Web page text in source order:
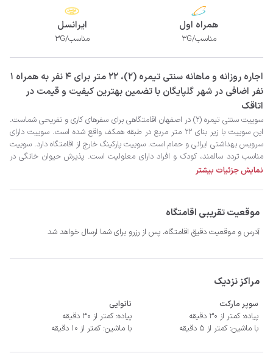
همراه اول
مناسب/3G
ایرانسل
مناسب/3G
‫‫اجاره روزانه و ماهانه سنتی تیمره (2)، 22 متر برای 4 نفر به همراه 1
نفر اضافی در شهر گلپایگان با تضمین بهترین کیفیت و قیمت در
اتاقک
- سیستم سرمایشی کولر گازی و گرمایشی شوفاژ
نمایش جزئیات بیشتر
موقعیت تقریبی اقامتگاه
آدرس و موقعیت دقیق اقامتگاه، پس از رزرو برای شما ارسال خواهد شد
مراکز نزدیک
سوپر مارکت
پیاده: کمتر از 30 دقیقه
با ماشین: کمتر از 5 دقیقه
نانوایی
پیاده: کمتر از 30 دقیقه
با ماشین: کمتر از 10 دقیقه